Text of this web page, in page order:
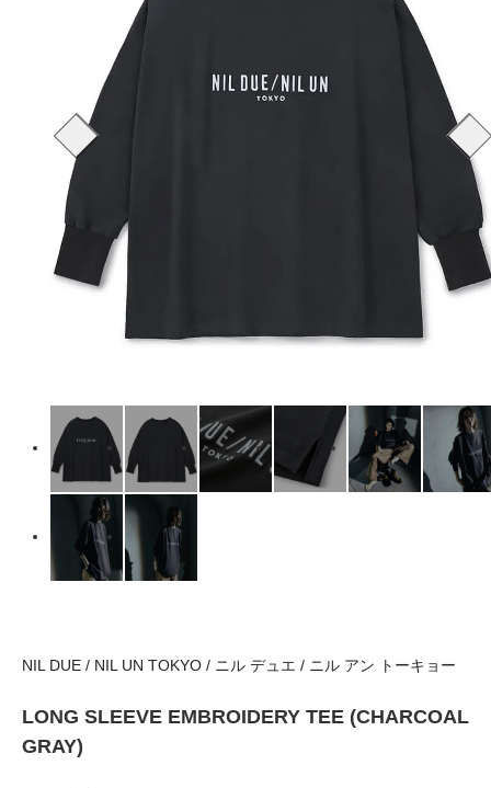
NIL DUE / NIL UN TOKYO / ニル デュエ / ニル アン トーキョー
LONG SLEEVE EMBROIDERY TEE (CHARCOAL
GRAY)